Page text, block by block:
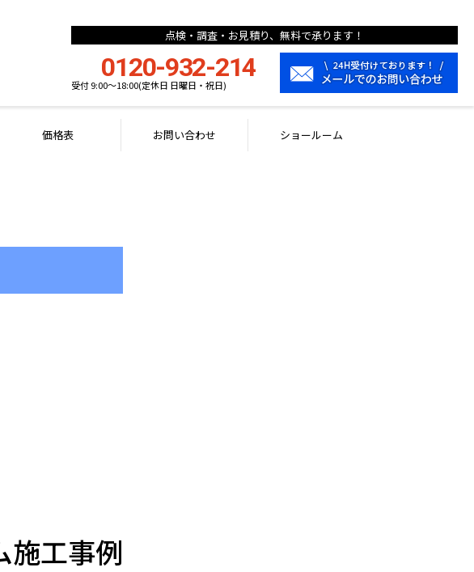
点検・調査・お見積り、無料で承ります！
0120-932-214
受付 9:00〜18:00(定休日 日曜日・祝日)
価格表 お問い合わせ ショールーム
施工事例